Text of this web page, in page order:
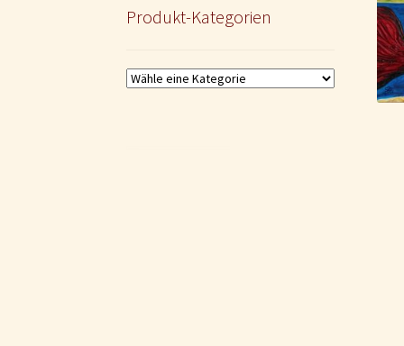
Produkt-Kategorien